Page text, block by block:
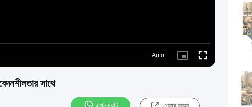
Auto
Picture- Fullscreen
সাথে
এখন চ্যাট